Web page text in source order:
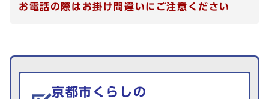
お電話の際はお掛け間違いにご注意ください
生活情報を探す
京都市くらしの